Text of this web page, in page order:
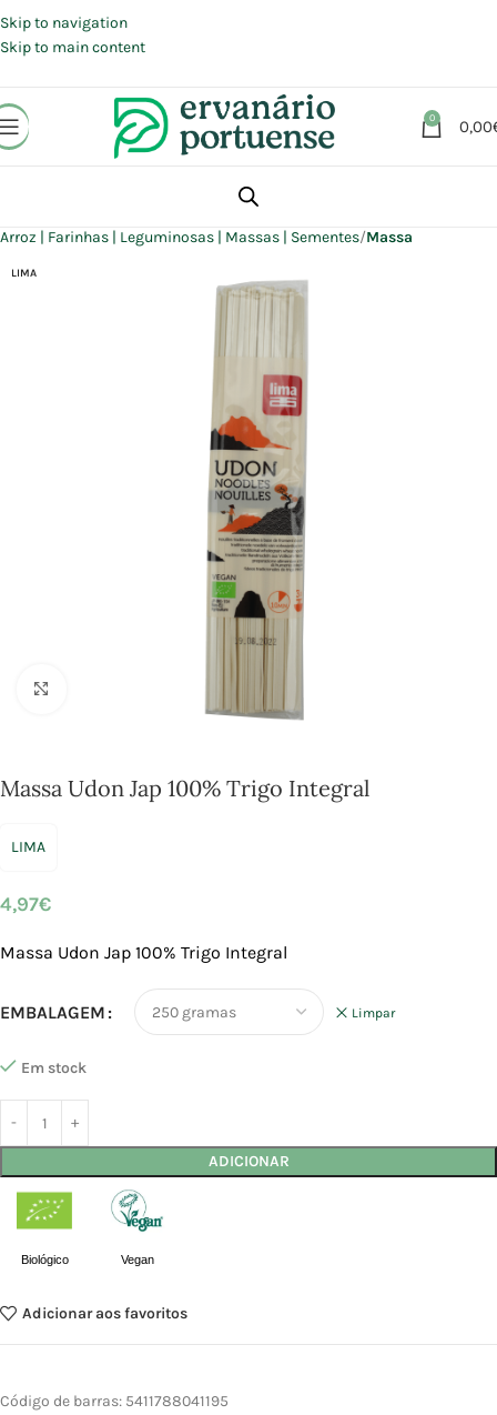
Skip to navigation
Skip to main content
0 0,00
Arroz | Farinhas | Leguminosas | Massas | Sementes Massa
LIMA
Massa Udon Jap 100% Trigo Integral
LIMA
4,97€
Massa Udon Jap 100% Trigo Integral
EMBALAGEM Limpar
Em stock
ADICIONAR
Biológico Vegan
Adicionar aos favoritos
Código de barras: 5411788041195